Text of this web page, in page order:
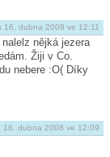
16. dubna 2008 ve 12:11
nějká jezera
Žiji v Co.
nebere :O( Díky
16. dubna 2008 ve 12:09